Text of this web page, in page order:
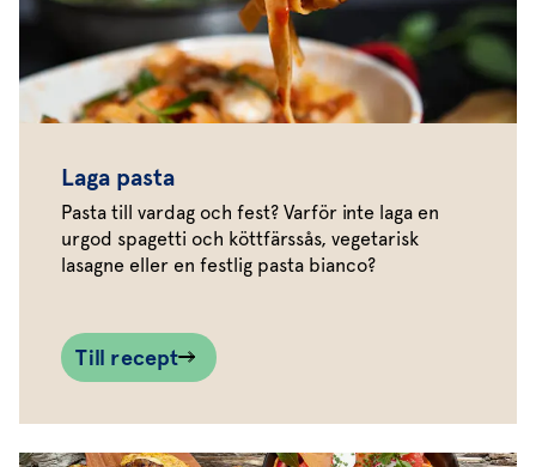
Laga pasta
Pasta till vardag och fest? Varför inte laga en
urgod spagetti och köttfärssås, vegetarisk
lasagne eller en festlig pasta bianco?
Till recept